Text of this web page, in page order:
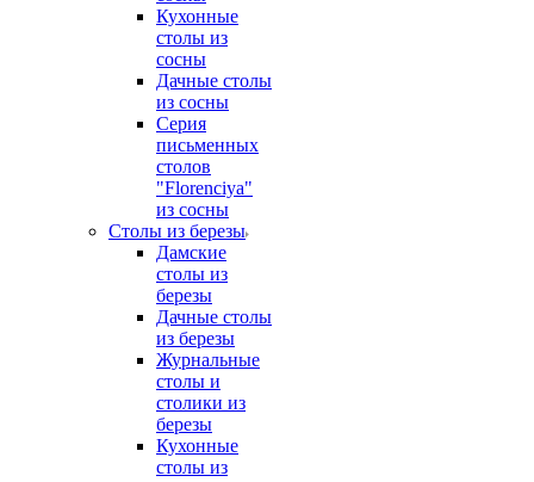
Кухонные
столы из
сосны
Дачные столы
из сосны
Серия
письменных
столов
"Florenciya"
из сосны
Столы из березы
Дамские
столы из
березы
Дачные столы
из березы
Журнальные
столы и
столики из
березы
Кухонные
столы из